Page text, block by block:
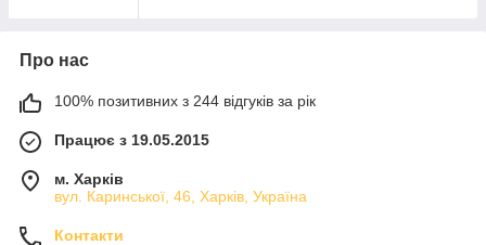
Про нас
100% позитивних з 244 відгуків за рік
Працює з 19.05.2015
м. Харків
вул. Каринської, 46, Харків, Україна
Контакти